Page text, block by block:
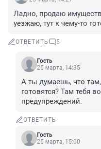
Ладно, продаю
уезжаю, тут к чему-то
ОТВЕТИТЬ 5
Гость
25 марта, 14:35
А ты думаешь, что
готовятся? Там тебя
предупреждений.
ОТВЕТИТЬ
Гость
25 марта, 15:00